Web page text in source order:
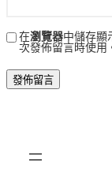
在瀏覽器中儲存顯
次發佈留言時使用